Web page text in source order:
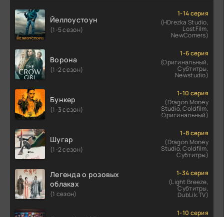
Йеллоустоун
(1-5 сезон)
1-14 серия
(HDrezka Studio,
LostFilm,
NewComers)
Ворона
(1-2 сезон)
1-6 серия
(Оригинальный,
Субтитры,
Newstudio)
Бункер
(1-3 сезон)
1-10 серия
(Dragon Money
Studio, Coldfilm,
Оригинальный)
Шугар
(1-2 сезон)
1-8 серия
(Dragon Money
Studio, Coldfilm,
Субтитры)
Легенда о розовых
облаках
(1 сезон)
1-34 серия
(Light Breeze,
Субтитры,
DubLik.TV)
1-10 серия